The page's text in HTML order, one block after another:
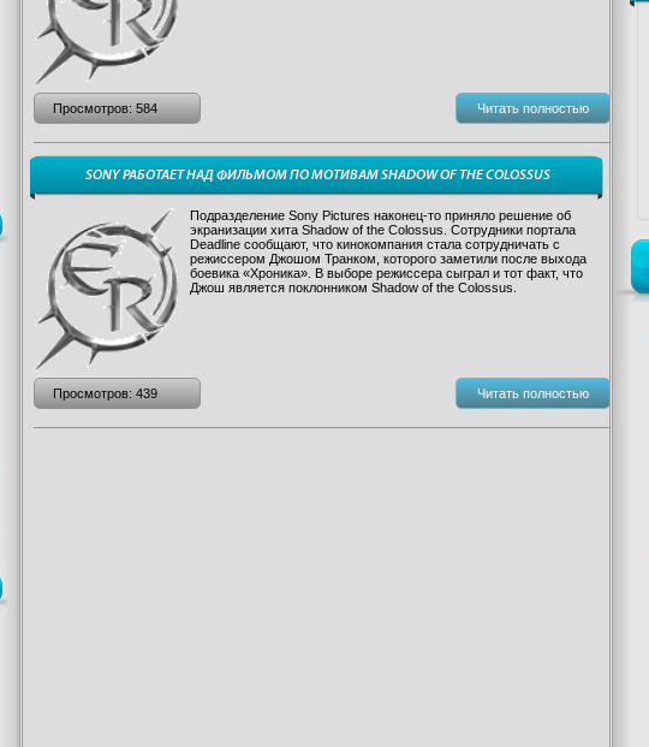
Просмотров: 584 Читать полностью
SONY РАБОТАЕТ НАД ФИЛЬМОМ ПО МОТИВАМ SHADOW OF THE COLOSSUS
Подразделение Sony Pictures наконец-то приняло решение об
экранизации хита Shadow of the Colossus. Сотрудники портала
Deadline сообщают, что кинокомпания стала сотрудничать с
режиссером Джошом Транком, которого заметили после выхода
боевика «Хроника». В выборе режиссера сыграл и тот факт, что
Джош является поклонником Shadow of the Colossus.
Просмотров: 439 Читать полностью